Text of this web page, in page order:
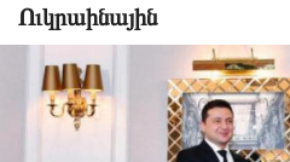
Ուկրաինային